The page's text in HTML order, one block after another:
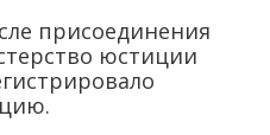
присоединения
юстиции